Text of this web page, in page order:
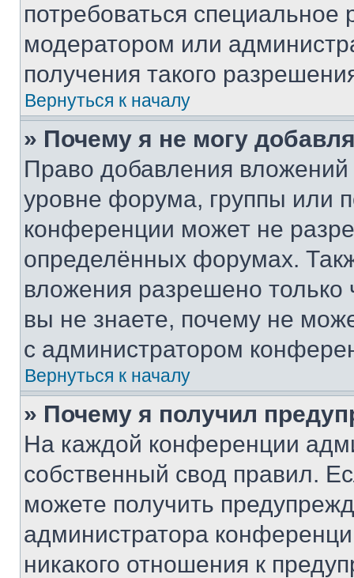
потребоваться
модератором или
получения такого
Вернуться к началу
» Почему я не могу
Право добавления
уровне форума, группы или
конференции может не
определённых форумах.
вложения разрешено
вы не знаете, почему не
с администратором
Вернуться к началу
» Почему я получил
На каждой конференции
собственный свод правил.
можете получить
администратора
никакого отношения к